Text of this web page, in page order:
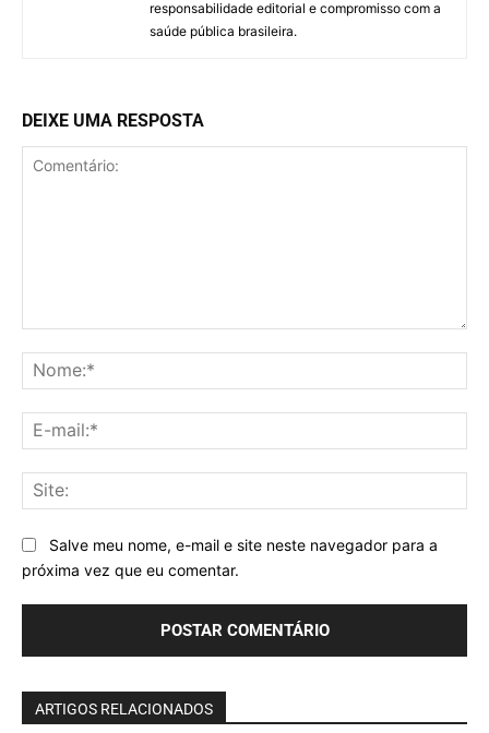
responsabilidade editorial e compromisso com a
saúde pública brasileira.
DEIXE UMA RESPOSTA
Salve meu nome, e-mail e site neste navegador para a
próxima vez que eu comentar.
ARTIGOS RELACIONADOS